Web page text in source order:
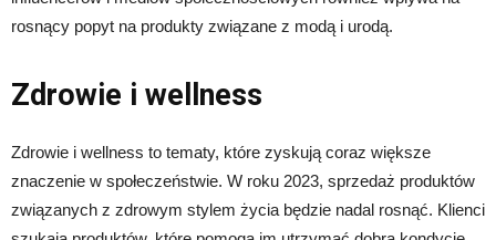
rosnący popyt na produkty związane z modą i urodą.
Zdrowie i wellness
Zdrowie i wellness to tematy, które zyskują coraz większe
znaczenie w społeczeństwie. W roku 2023, sprzedaż produktów
związanych z zdrowym stylem życia będzie nadal rosnąć. Klienci